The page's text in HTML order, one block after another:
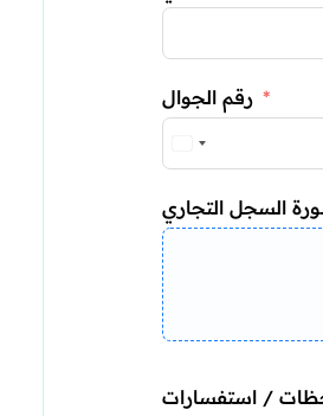
رقم الجوال
السجل التجاري
/ استفسارات